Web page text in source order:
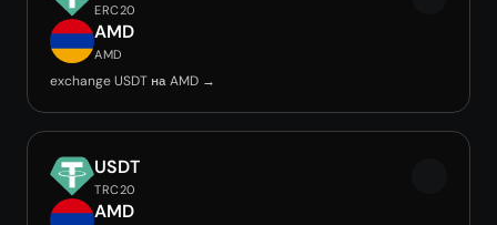
ERC20
AMD
AMD
exchange USDT на AMD →
USDT
TRC20
AMD